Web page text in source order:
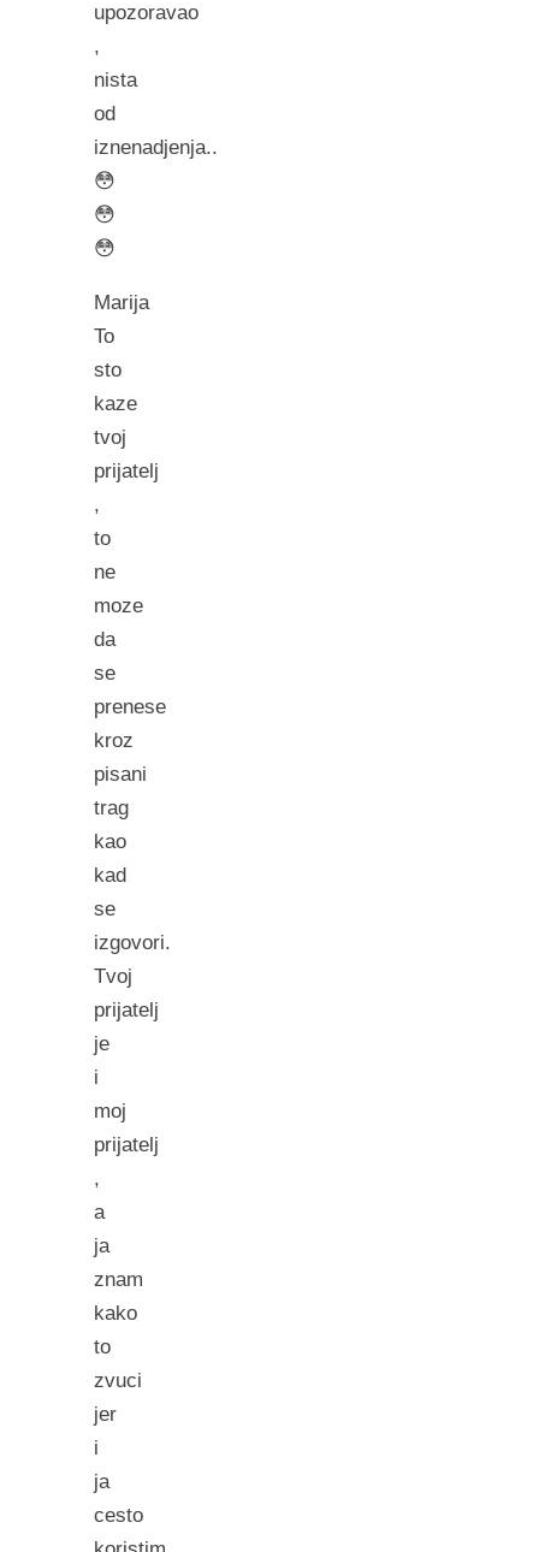
upozoravao
,
nista
od
iznenadjenja..
😳
😳
😳
Marija
To
sto
kaze
tvoj
prijatelj
,
to
ne
moze
da
se
prenese
kroz
pisani
trag
kao
kad
se
izgovori.
Tvoj
prijatelj
je
i
moj
prijatelj
,
a
ja
znam
kako
to
zvuci
jer
i
ja
cesto